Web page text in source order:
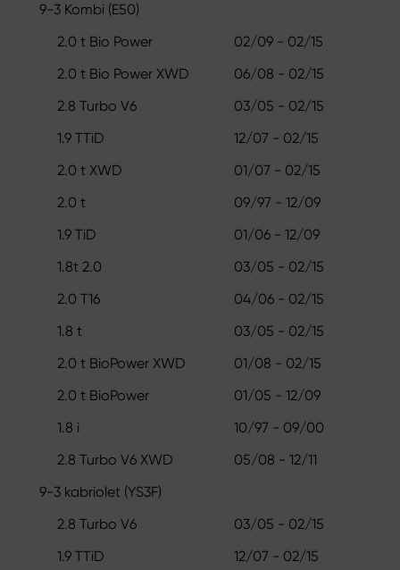
9-3 Kombi (E50)
2.0 t Bio Power
02/09 - 02/15
2.0 t Bio Power XWD
06/08 - 02/15
2.8 Turbo V6
03/05 - 02/15
1.9 TTiD
12/07 - 02/15
2.0 t XWD
01/07 - 02/15
2.0 t
09/97 - 12/09
1.9 TiD
01/06 - 12/09
1.8t 2.0
03/05 - 02/15
2.0 T16
04/06 - 02/15
1.8 t
03/05 - 02/15
2.0 t BioPower XWD
01/08 - 02/15
2.0 t BioPower
01/05 - 12/09
1.8 i
10/97 - 09/00
2.8 Turbo V6 XWD
05/08 - 12/11
9-3 kabriolet (YS3F)
2.8 Turbo V6
03/05 - 02/15
1.9 TTiD
12/07 - 02/15